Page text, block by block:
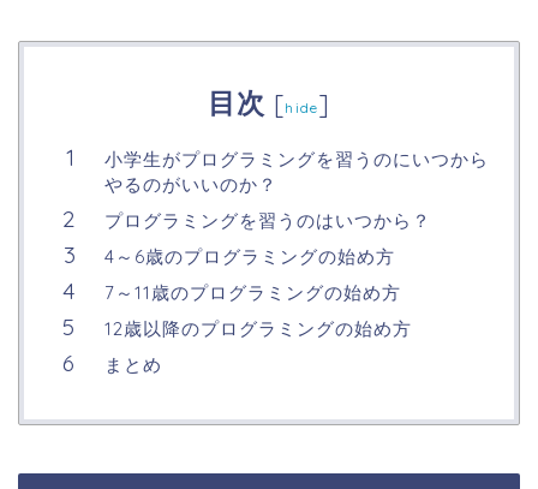
目次 [hide]
小学生がプログラミングを習うのにいつから
やるのがいいのか？
プログラミングを習うのはいつから？
4～6歳のプログラミングの始め方
7～11歳のプログラミングの始め方
12歳以降のプログラミングの始め方
まとめ